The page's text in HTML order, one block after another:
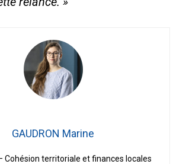
GAUDRON Marine
Cohésion territoriale et finances locales